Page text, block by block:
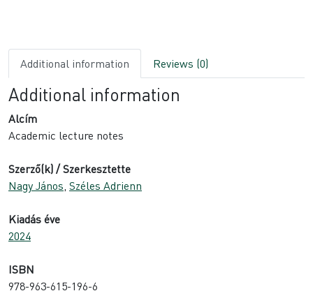
Additional information Reviews (0)
Additional information
Alcím
Academic lecture notes
Szerző(k) / Szerkesztette
Nagy János Széles Adrienn
Kiadás éve
2024
ISBN
978-963-615-196-6